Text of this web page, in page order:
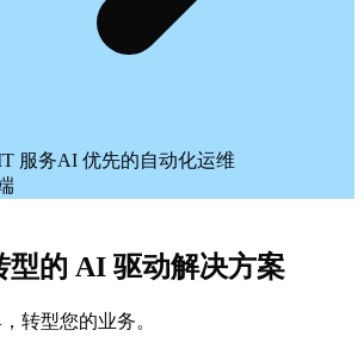
服务AI 优先的自动化运维
型的 AI 驱动解决方案
转型您的业务。